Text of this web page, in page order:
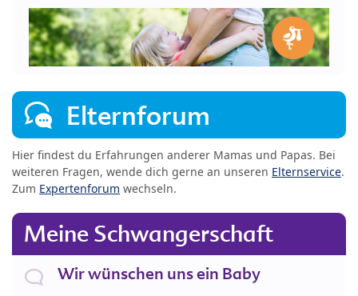
Elternforum
Hier findest du Erfahrungen anderer Mamas und Papas. Bei
weiteren Fragen, wende dich gerne an unseren Elternservice.
Zum Expertenforum wechseln.
Meine Schwangerschaft
Wir wünschen uns ein Baby